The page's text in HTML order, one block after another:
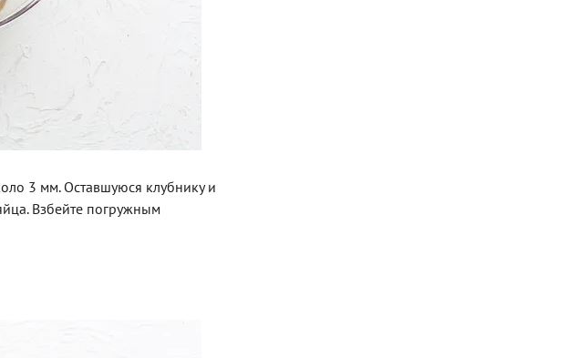
3 мм. Оставшуюся клубнику и
Взбейте погружным